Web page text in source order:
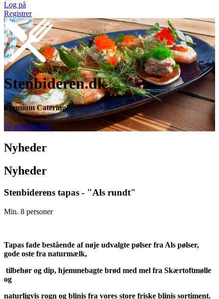
Log på
Registrer
Stenbideren.dk
Premium Catering!
Se nyheder her
Nyheder
Nyheder
Stenbiderens tapas - "Als rundt"
Min. 8 personer
Tapas fade bestående af nøje udvalgte pølser fra Als pølser,
gode oste fra naturmælk,
tilbehør og dip, hjemmebagte brød med mel fra Skærtoftmølle
og
naturligvis rogn og blinis fra vores store friske blinis sortiment.